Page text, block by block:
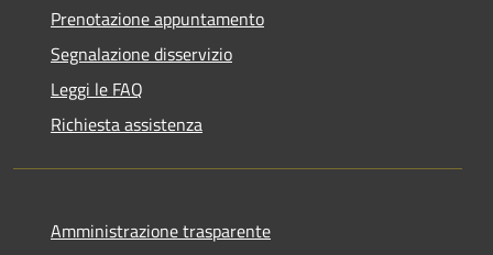
Prenotazione appuntamento
Segnalazione disservizio
Leggi le FAQ
Richiesta assistenza
Amministrazione trasparente